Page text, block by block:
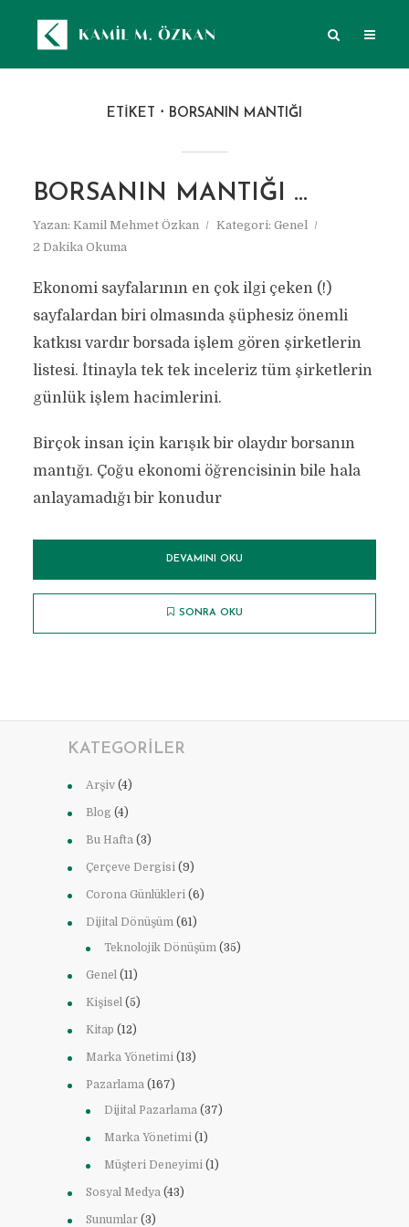
ETIKET BORSANIN MANTIĞI
BORSANIN MANTIĞI …
Yazan: Kamil Mehmet Özkan Kategori: Genel
2 Dakika Okuma
Ekonomi sayfalarının en çok ilgi çeken (!)
sayfalardan biri olmasında şüphesiz önemli
katkısı vardır borsada işlem gören şirketlerin
listesi. İtinayla tek tek inceleriz tüm şirketlerin
günlük işlem hacimlerini.
Birçok insan için karışık bir olaydır borsanın
mantığı. Çoğu ekonomi öğrencisinin bile hala
anlayamadığı bir konudur
DEVAMINI OKU
SONRA OKU
KATEGORILER
Arşiv (4)
Blog (4)
Bu Hafta (3)
Çerçeve Dergisi (9)
Corona Günlükleri (6)
Dijital Dönüşüm (61)
Teknolojik Dönüşüm (35)
Genel (11)
Kişisel (5)
Kitap (12)
Marka Yönetimi (13)
Pazarlama (167)
Dijital Pazarlama (37)
Marka Yönetimi (1)
Müşteri Deneyimi (1)
Sosyal Medya (43)
Sunumlar (3)